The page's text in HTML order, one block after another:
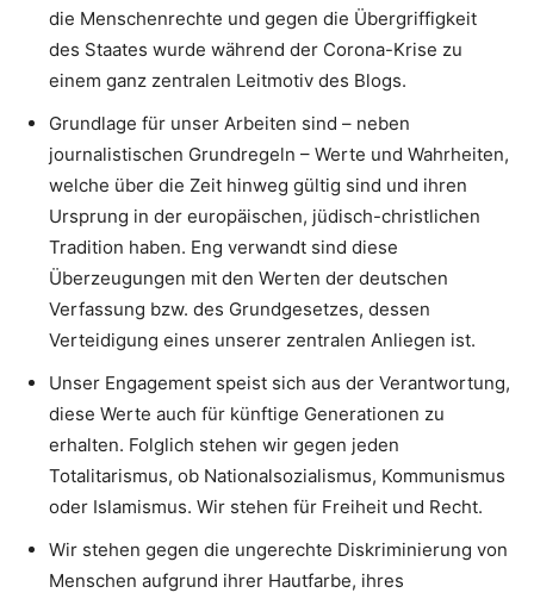
die Menschenrechte und gegen die Übergriffigkeit
des Staates wurde während der Corona-Krise zu
einem ganz zentralen Leitmotiv des Blogs.
Grundlage für unser Arbeiten sind – neben
journalistischen Grundregeln – Werte und Wahrheiten,
welche über die Zeit hinweg gültig sind und ihren
Ursprung in der europäischen, jüdisch-christlichen
Tradition haben. Eng verwandt sind diese
Überzeugungen mit den Werten der deutschen
Verfassung bzw. des Grundgesetzes, dessen
Verteidigung eines unserer zentralen Anliegen ist.
Unser Engagement speist sich aus der Verantwortung,
diese Werte auch für künftige Generationen zu
erhalten. Folglich stehen wir gegen jeden
Totalitarismus, ob Nationalsozialismus, Kommunismus
oder Islamismus. Wir stehen für Freiheit und Recht.
Wir stehen gegen die ungerechte Diskriminierung von
Menschen aufgrund ihrer Hautfarbe, ihres